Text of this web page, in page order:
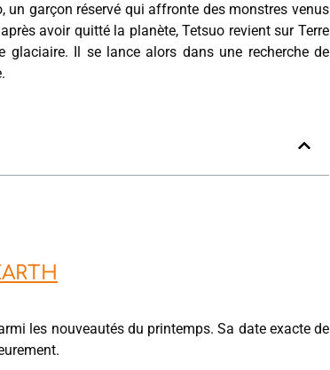
un garçon réservé qui affronte des monstres venus
avoir quitté la planète, Tetsuo revient sur Terre
glaciaire. Il se lance alors dans une recherche de
les nouveautés du printemps. Sa date exacte de